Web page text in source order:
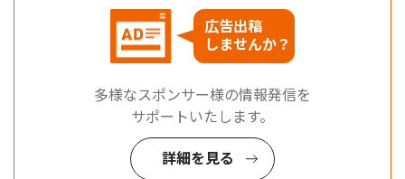
広告出稿
しませんか？
多様なスポンサー様の情報発信を
サポートいたします。
詳細を見る